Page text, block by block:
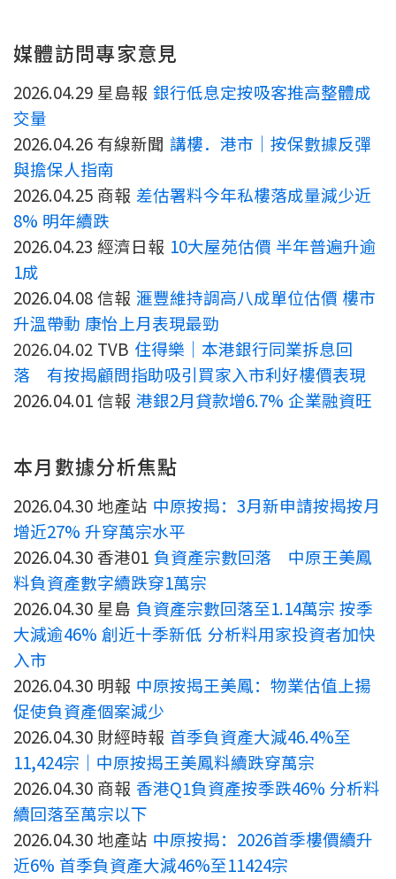
按揭快趣智識
樓按專欄
按揭百科
實時銀行資訊
裝修·保險優惠
免費裝修轉介服務
裝修設計專欄
火險、家居、寵物保險
保險資訊專欄
聯絡我們
聯絡方法
網上申請按揭轉介
條款及細則
私隱政策
本網頁所提供資料僅作參考用途。
若因錯漏而引致任何不便或損失，中原按揭概不負責。
本網站採用無障礙網頁設計，如有任何問題，可查詢：
2889 2886 / cmb@mail.centanet.com
中原地產 | 網上搵樓 |
中原工商舖
© 2026 中原按揭經紀有限公司 Centaline Mortgage Broker Limited 版權所有
媒體訪問專家意見
2026.04.29 星島報 銀行低息定按吸客推高整體成
交量
2026.04.26 有線新聞 講樓．港市｜按保數據反彈
與擔保人指南
2026.04.25 商報 差估署料今年私樓落成量減少近
8% 明年續跌
2026.04.23 經濟日報 10大屋苑估價 半年普遍升逾
1成
2026.04.08 信報 滙豐維持調高八成單位估價 樓市
升溫帶動 康怡上月表現最勁
2026.04.02 TVB 住得樂｜本港銀行同業拆息回
落 有按揭顧問指助吸引買家入市利好樓價表現
2026.04.01 信報 港銀2月貸款增6.7% 企業融資旺
本月數據分析焦點
2026.04.30 地產站 中原按揭：3月新申請按揭按月
增近27% 升穿萬宗水平
2026.04.30 香港01 負資產宗數回落 中原王美鳳
料負資產數字續跌穿1萬宗
2026.04.30 星島 負資產宗數回落至1.14萬宗 按季
大減逾46% 創近十季新低 分析料用家投資者加快
入市
2026.04.30 明報 中原按揭王美鳳：物業估值上揚
促使負資產個案減少
2026.04.30 財經時報 首季負資產大減46.4%至
11,424宗｜中原按揭王美鳳料續跌穿萬宗
2026.04.30 商報 香港Q1負資產按季跌46% 分析料
續回落至萬宗以下
2026.04.30 地產站 中原按揭：2026首季樓價續升
近6% 首季負資產大減46%至11424宗